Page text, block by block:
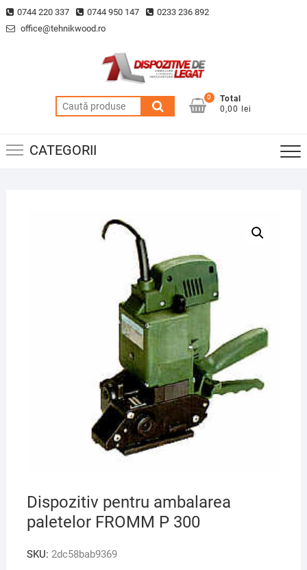
Skip
to
0744 220 337 0744 950 147
0233 236 892
office@tehnikwood.ro
Caută
după:
0
Total
0,00 lei
CATEGORII
Dispozitiv pentru ambalarea
paletelor FROMM P 300
SKU: 2dc58bab9369